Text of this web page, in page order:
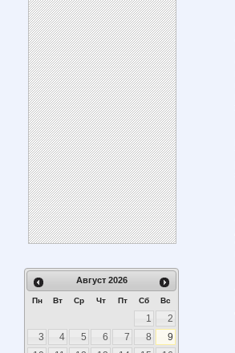
Август 2026
Пн Вт Ср Чт Пт Сб Вс
1
2
3
4 5 6 7 8
9